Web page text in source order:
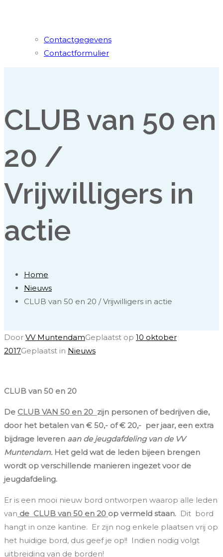
Contactgegevens
Contactformulier
CLUB van 50 en
20 /
Vrijwilligers in
actie
Home
Nieuws
CLUB van 50 en 20 / Vrijwilligers in actie
Door VV MuntendamGeplaatst op 10 oktober
2017Geplaatst in Nieuws
CLUB van 50 en 20
De CLUB VAN 50 en 20 zijn personen of bedrijven die,
door het betalen van € 50,- of € 20,- per jaar, een extra
bijdrage leveren aan de jeugdafdeling van de VV
Muntendam. Het geld wat de leden bijeen brengen
wordt op verschillende manieren ingezet voor de
jeugdafdeling.
Er is een mooi nieuw bord ontworpen waarop alle leden
van de CLUB van 50 en 20 op vermeld staan. Dit bord
hangt in onze kantine. Er zijn nog enkele plaatsen vrij op
het huidige bord, dus geef je op!! Indien nodig volgt
uitbreiding van de borden!